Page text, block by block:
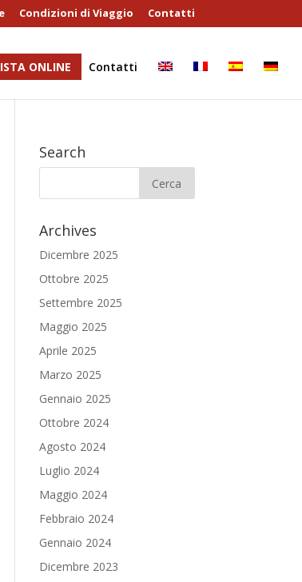
Condizioni di Viaggio Contatti
ONLINE Contatti
Search
Archives
Dicembre 2025
Ottobre 2025
Settembre 2025
Maggio 2025
Aprile 2025
Marzo 2025
Gennaio 2025
Ottobre 2024
Agosto 2024
Luglio 2024
Maggio 2024
Febbraio 2024
Gennaio 2024
Dicembre 2023